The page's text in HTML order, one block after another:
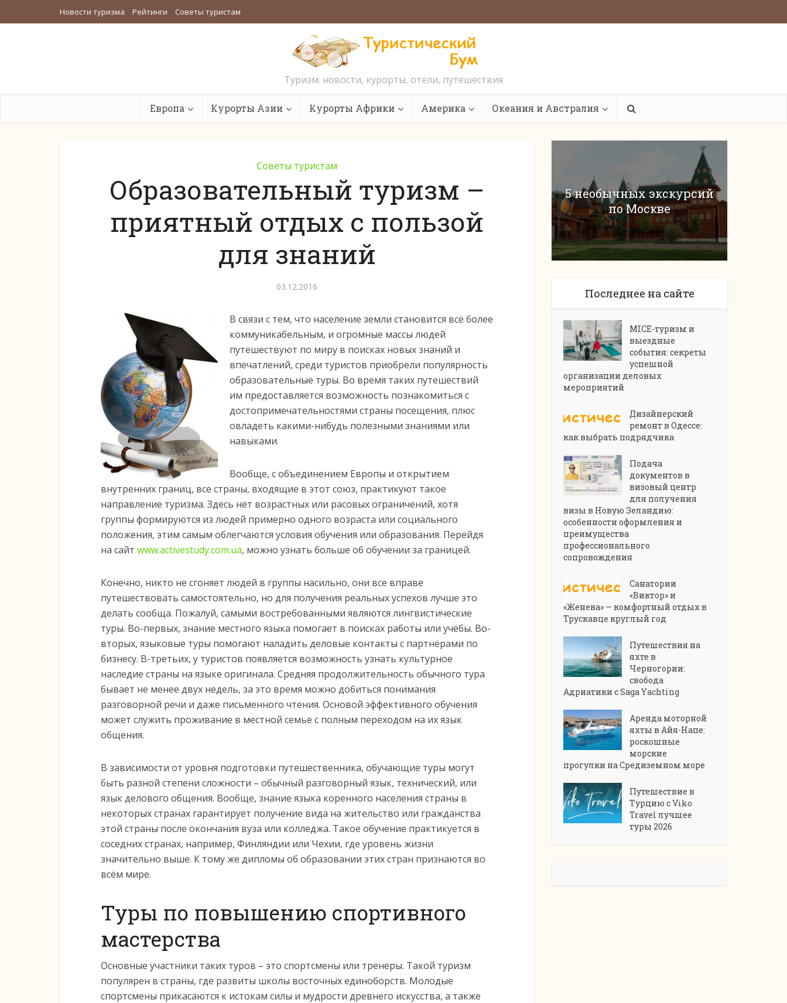
Новости туризма Рейтинги Советы туристам
Туризм: новости, курорты, отели, путешествия
Европа Курорты Азии Курорты Африки Америка Океания и Австралия
Советы туристам
Образовательный туризм –
приятный отдых с пользой
для знаний
03.12.2016
В связи с тем, что население земли становится всё более
коммуникабельным, и огромные массы людей
путешествуют по миру в поисках новых знаний и
впечатлений, среди туристов приобрели популярность
образовательные туры. Во время таких путешествий
им предоставляется возможность познакомиться с
достопримечательностями страны посещения, плюс
овладеть какими-нибудь полезными знаниями или
навыками.
Вообще, с объединением Европы и открытием
внутренних границ, все страны, входящие в этот союз, практикуют такое
направление туризма. Здесь нет возрастных или расовых ограничений, хотя
группы формируются из людей примерно одного возраста или социального
положения, этим самым облегчаются условия обучения или образования. Перейдя
на сайт www.activestudy.com.ua, можно узнать больше об обучении за границей.
Конечно, никто не сгоняет людей в группы насильно, они все вправе
путешествовать самостоятельно, но для получения реальных успехов лучше это
делать сообща. Пожалуй, самыми востребованными являются лингвистические
туры. Во-первых, знание местного языка помогает в поисках работы или учёбы. Во-
вторых, языковые туры помогают наладить деловые контакты с партнёрами по
бизнесу. В-третьих, у туристов появляется возможность узнать культурное
наследие страны на языке оригинала. Средняя продолжительность обычного тура
бывает не менее двух недель, за это время можно добиться понимания
разговорной речи и даже письменного чтения. Основой эффективного обучения
может служить проживание в местной семье с полным переходом на их язык
общения.
В зависимости от уровня подготовки путешественника, обучающие туры могут
быть разной степени сложности – обычный разговорный язык, технический, или
язык делового общения. Вообще, знание языка коренного населения страны в
некоторых странах гарантирует получение вида на жительство или гражданства
этой страны после окончания вуза или колледжа. Такое обучение практикуется в
соседних странах, например, Финляндии или Чехии, где уровень жизни
значительно выше. К тому же дипломы об образовании этих стран признаются во
всём мире.
Туры по повышению спортивного
мастерства
Основные участники таких туров – это спортсмены или тренеры. Такой туризм
популярен в страны, где развиты школы восточных единоборств. Молодые
спортсмены прикасаются к истокам силы и мудрости древнего искусства, а также
5 необычных экскурсий
по Москве
Последнее на сайте
MICE-туризм и
выездные
события: секреты
успешной
организации деловых
мероприятий
Дизайнерский
ремонт в Одессе:
как выбрать подрядчика
Подача
документов в
визовый центр
для получения
визы в Новую Зеландию:
особенности оформления и
преимущества
профессионального
сопровождения
Санатории
«Виктор» и
«Женева» — комфортный отдых в
Трускавце круглый год
Путешествия на
яхте в
Черногории:
свобода
Адриатики с Saga Yachting
Аренда моторной
яхты в Айя-Напе:
роскошные
морские
прогулки на Средиземном море
Путешествие в
Турцию с Viko
Travel лучшее
туры 2026